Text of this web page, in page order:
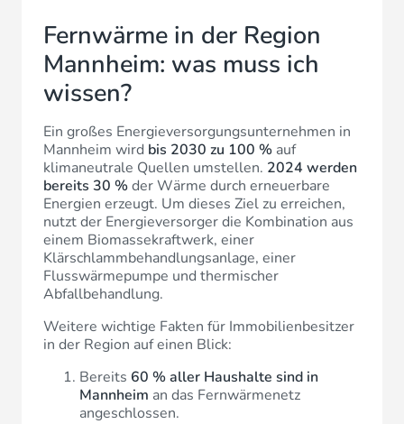
Fernwärme in der Region
Mannheim: was muss ich
wissen?
Ein großes Energieversorgungsunternehmen in
Mannheim wird bis 2030 zu 100 % auf
klimaneutrale Quellen umstellen. 2024 werden
bereits 30 %der Wärme durch erneuerbare
Energien erzeugt. Um dieses Ziel zu erreichen,
nutzt der Energieversorger die Kombination aus
einem Biomassekraftwerk, einer
Klärschlammbehandlungsanlage, einer
Flusswärmepumpe und thermischer
Abfallbehandlung.
Weitere wichtige Fakten für Immobilienbesitzer
in der Region auf einen Blick:
Bereits 60 % aller Haushalte sind in
Mannheim an das Fernwärmenetz
angeschlossen.